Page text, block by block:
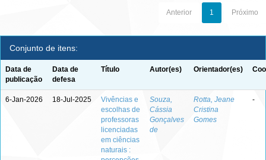
Anterior 1 Próximo
Conjunto de itens:
Data de
publicação
Data de
defesa
Título Autor(es) Orientador(es)
6-Jan-2026 18-Jul-2025
Vivências e
escolhas de
professoras
licenciadas
em ciências
naturais :
Souza,
Cássia
Gonçalves
de
Rotta, Jeane
Cristina
Gomes
-